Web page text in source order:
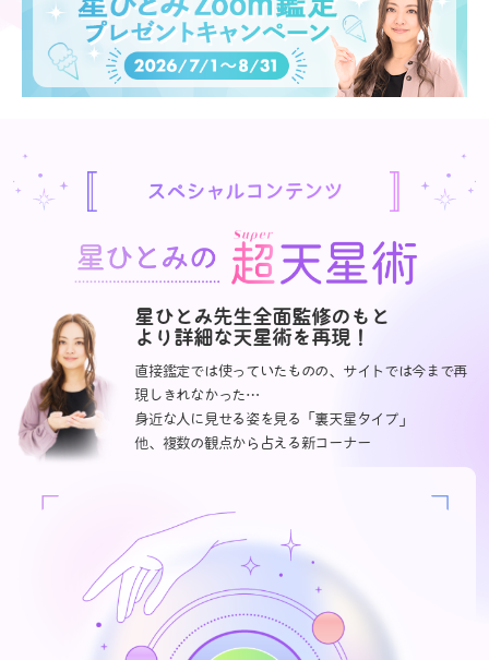
スペシャルコンテンツ
星ひとみ先生全面監修のもと
より詳細な天星術を再現！
直接鑑定では使っていたものの、サイトでは今まで再
現しきれなかった…
身近な人に見せる姿を見る「裏天星タイプ」
他、複数の観点から占える新コーナー